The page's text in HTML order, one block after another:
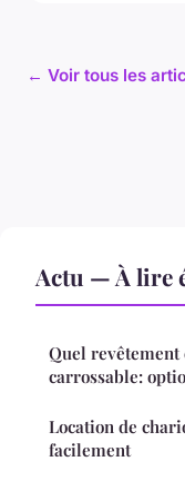
← Voir tous les
Actu — À lire
Quel
carrossable:
Location de
facilement